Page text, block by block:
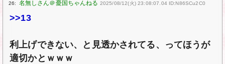
26: 2025/08/12(火) 23:08:07.04 ID:N86SCu2C0
>>13
利上げできない、と見透かされてる、ってほうが
適切かとｗｗｗ